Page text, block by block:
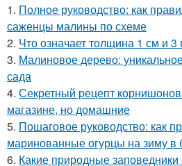
1. Полное руководство: как
саженцы малины по схеме
2. Что означает толщина 1 см и 3
3. Малиновое дерево:
сада
4. Секретный рецепт корнишонов
магазине, но домашние
5. Пошаговое руководство: как
маринованные огурцы на зиму в
6. Какие природные заповедники